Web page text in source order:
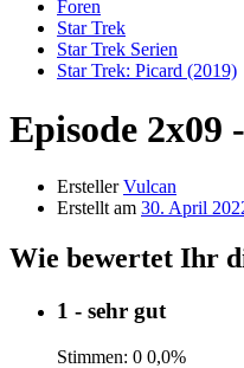
Foren
Star Trek
Star Trek Serien
Star Trek: Picard (2019)
Episode 2x09
Ersteller Vulcan
Erstellt am 30. April
Wie bewertet Ihr
1 - sehr gut
Stimmen: 0 0,0%